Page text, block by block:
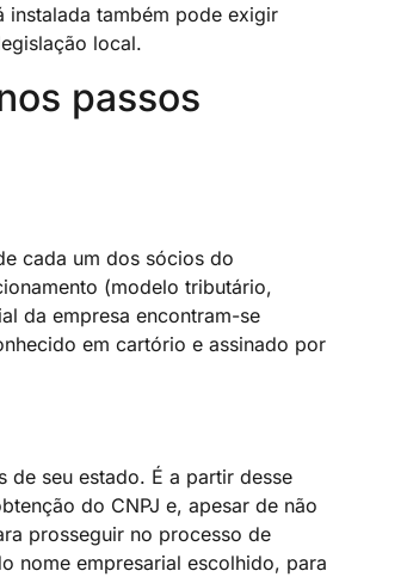
instalada também pode exigir
local.
passos
cada um dos sócios do
(modelo tributário,
da empresa encontram-se
em cartório e assinado por
de seu estado. É a partir desse
do CNPJ e, apesar de não
prosseguir no processo de
nome empresarial escolhido, para